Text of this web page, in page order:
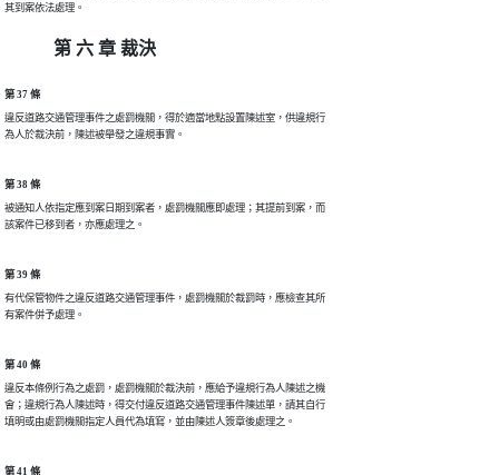
其到案依法處理。
第 六 章 裁決
第 37 條
違反道路交通管理事件之處罰機關，得於適當地點設置陳述室，供違規行
為人於裁決前，陳述被舉發之違規事實。
第 38 條
被通知人依指定應到案日期到案者，處罰機關應即處理；其提前到案，而
該案件已移到者，亦應處理之。
第 39 條
有代保管物件之違反道路交通管理事件，處罰機關於裁罰時，應檢查其所
有案件併予處理。
第 40 條
違反本條例行為之處罰，處罰機關於裁決前，應給予違規行為人陳述之機
會；違規行為人陳述時，得交付違反道路交通管理事件陳述單，請其自行
填明或由處罰機關指定人員代為填寫，並由陳述人簽章後處理之。
第 41 條